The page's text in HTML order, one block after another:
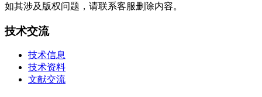
如其涉及版权问题，请联系客服删除内容。
技术交流
技术信息
技术资料
文献交流